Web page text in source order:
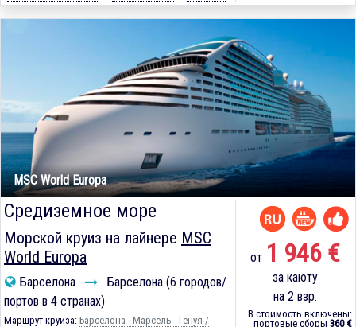
MSC World Europa
Средиземное море
Морской круиз на лайнере MSC
World Europa
Барселона
Барселона (6 городов/
портов в 4 странах)
Маршрут круиза: Барселона - Марсель - Генуя /
от 1 946 €
за каюту
на 2 взр.
В стоимость включены:
портовые сборы 360 €